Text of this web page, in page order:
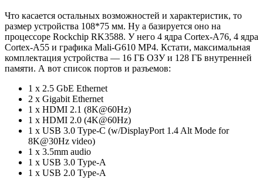
Что касается остальных возможностей и характеристик, то
размер устройства 108*75 мм. Ну а базируется оно на
процессоре Rockchip RK3588. У него 4 ядра Cortex-A76, 4 ядра
Cortex-A55 и графика Mali-G610 MP4. Кстати, максимальная
комплектация устройства — 16 ГБ ОЗУ и 128 ГБ внутренней
памяти. А вот список портов и разъемов:
1 x 2.5 GbE Ethernet
2 x Gigabit Ethernet
1 x HDMI 2.1 (8K@60Hz)
1 x HDMI 2.0 (4K@60Hz)
1 x USB 3.0 Type-C (w/DisplayPort 1.4 Alt Mode for
8K@30Hz video)
1 x 3.5mm audio
1 x USB 3.0 Type-A
1 x USB 2.0 Type-A